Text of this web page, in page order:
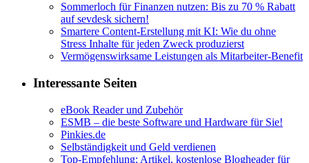
Sommerloch für Finanzen nutzen: Bis zu 70 % Rabatt
auf sevdesk sichern!
Smartere Content-Erstellung mit KI: Wie du ohne
Stress Inhalte für jeden Zweck produzierst
Vermögenswirksame Leistungen als Mitarbeiter-Benefit
Interessante Seiten
eBook Reader und Zubehör
ESMB – die beste Software und Hardware für Sie!
Pinkies.de
Selbständigkeit und Geld verdienen
Top-Empfehlung: Artikel, kostenlose Blogheader für